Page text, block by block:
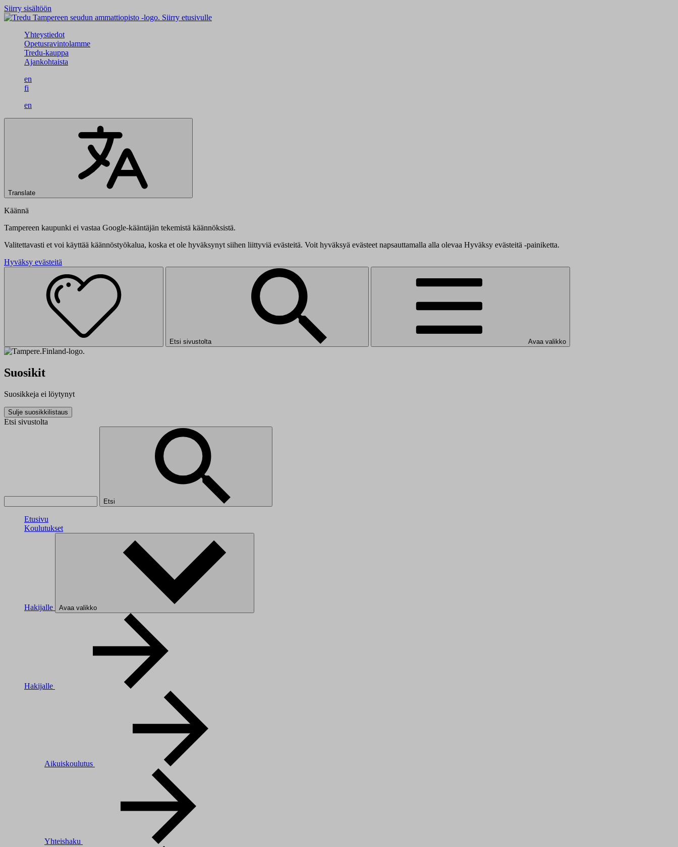
Siirry sisältöön
Siirry etusivulle
Yhteystiedot
Opetusravintolamme
Tredu-kauppa
Ajankohtaista
en
fi
en
Translate
Käännä
Tampereen kaupunki ei vastaa Google-kääntäjän tekemistä käännöksistä.
Valitettavasti et voi käyttää käännöstyökalua, koska et ole hyväksynyt siihen liittyviä evästeitä. Voit hyväksyä evästeet napsauttamalla alla olevaa Hyväksy evästeitä -painiketta.
Hyväksy evästeitä
Etsi sivustolta Avaa valikko
Suosikit
Suosikkeja ei löytynyt
Sulje suosikkilistaus
Etsi sivustolta
Etsi
Etusivu
Koulutukset
Hakijalle Avaa valikko
Hakijalle
Aikuiskoulutus
Yhteishaku